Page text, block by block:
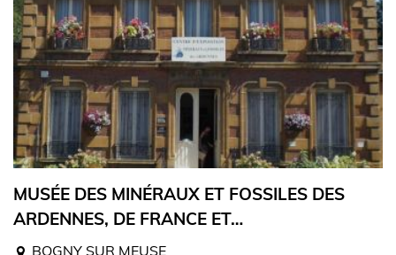
MUSÉE DES MINÉRAUX ET FOSSILES DES
ARDENNES, DE FRANCE ET…
BOGNY SUR MEUSE